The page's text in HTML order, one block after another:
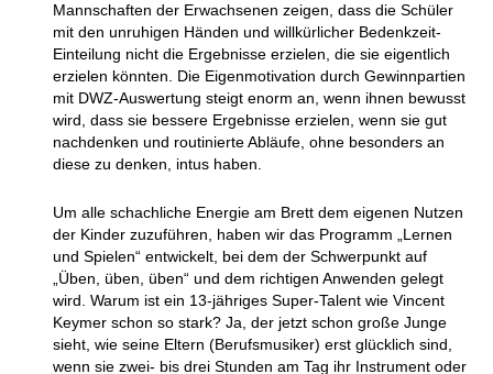
Mannschaften der Erwachsenen zeigen, dass die Schüler
mit den unruhigen Händen und willkürlicher Bedenkzeit-
Einteilung nicht die Ergebnisse erzielen, die sie eigentlich
erzielen könnten. Die Eigenmotivation durch Gewinnpartien
mit DWZ-Auswertung steigt enorm an, wenn ihnen bewusst
wird, dass sie bessere Ergebnisse erzielen, wenn sie gut
nachdenken und routinierte Abläufe, ohne besonders an
diese zu denken, intus haben.
Um alle schachliche Energie am Brett dem eigenen Nutzen
der Kinder zuzuführen, haben wir das Programm „Lernen
und Spielen“ entwickelt, bei dem der Schwerpunkt auf
„Üben, üben, üben“ und dem richtigen Anwenden gelegt
wird. Warum ist ein 13-jähriges Super-Talent wie Vincent
Keymer schon so stark? Ja, der jetzt schon große Junge
sieht, wie seine Eltern (Berufsmusiker) erst glücklich sind,
wenn sie zwei- bis drei Stunden am Tag ihr Instrument oder